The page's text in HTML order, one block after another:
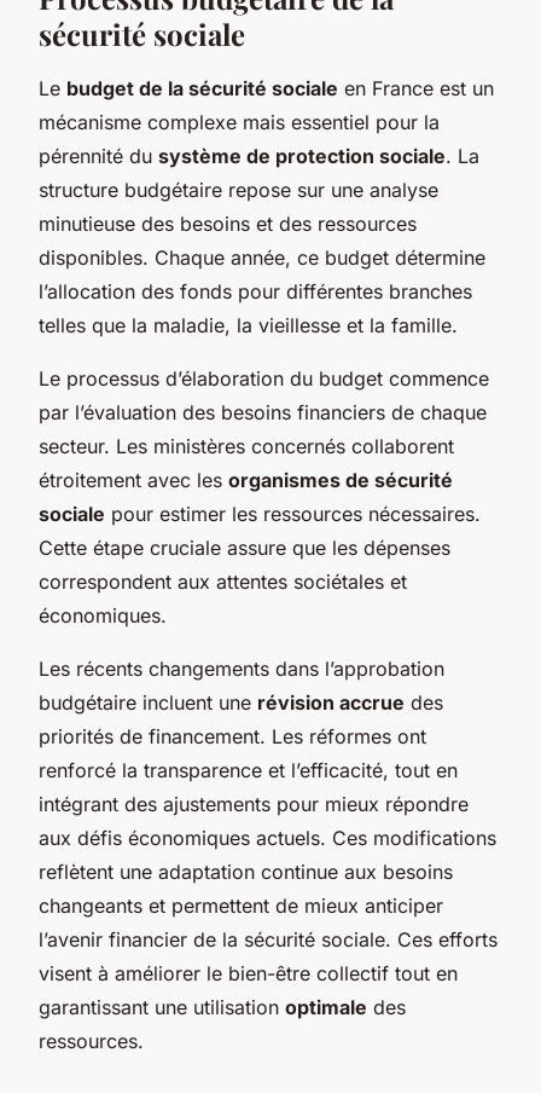
sécurité sociale
Le budget de la sécurité sociale en France est un
mécanisme complexe mais essentiel pour la
pérennité du système de protection sociale. La
structure budgétaire repose sur une analyse
minutieuse des besoins et des ressources
disponibles. Chaque année, ce budget détermine
l’allocation des fonds pour différentes branches
telles que la maladie, la vieillesse et la famille.
Le processus d’élaboration du budget commence
par l’évaluation des besoins financiers de chaque
secteur. Les ministères concernés collaborent
étroitement avec les organismes de sécurité
sociale pour estimer les ressources nécessaires.
Cette étape cruciale assure que les dépenses
correspondent aux attentes sociétales et
économiques.
Les récents changements dans l’approbation
budgétaire incluent une révision accrue des
priorités de financement. Les réformes ont
renforcé la transparence et l’efficacité, tout en
intégrant des ajustements pour mieux répondre
aux défis économiques actuels. Ces modifications
reflètent une adaptation continue aux besoins
changeants et permettent de mieux anticiper
l’avenir financier de la sécurité sociale. Ces efforts
visent à améliorer le bien-être collectif tout en
garantissant une utilisation optimale des
ressources.